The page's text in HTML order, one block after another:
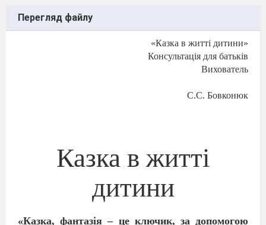
Перегляд файлу
«Казка в житті дитини»
Консультація для батьків
Вихователь
С.С. Бовконюк
Казка в житті
дитини
«Казка,фантазія – це ключик, за допомогою